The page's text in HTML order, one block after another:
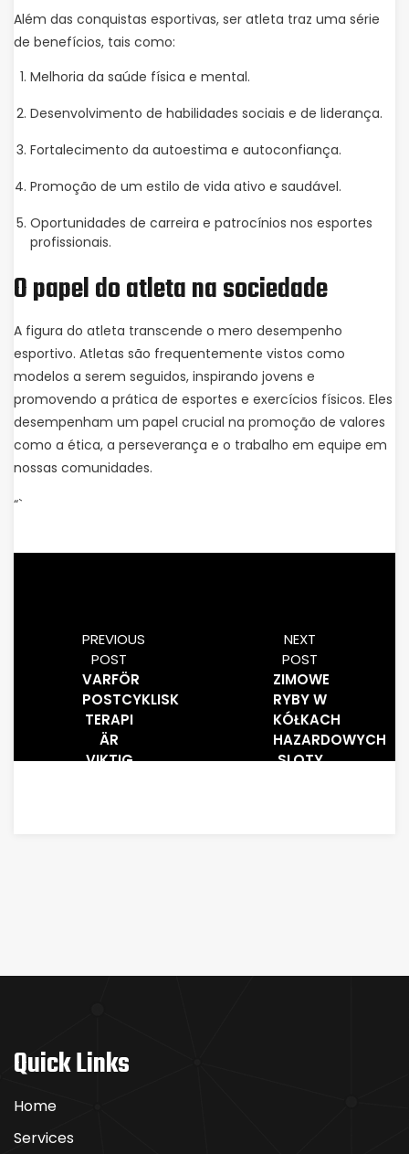
Além das conquistas esportivas, ser atleta traz uma série
de benefícios, tais como:
Melhoria da saúde física e mental.
Desenvolvimento de habilidades sociais e de liderança.
Fortalecimento da autoestima e autoconfiança.
Promoção de um estilo de vida ativo e saudável.
Oportunidades de carreira e patrocínios nos esportes
profissionais.
O papel do atleta na sociedade
A figura do atleta transcende o mero desempenho
esportivo. Atletas são frequentemente vistos como
modelos a serem seguidos, inspirando jovens e
promovendo a prática de esportes e exercícios físicos. Eles
desempenham um papel crucial na promoção de valores
como a ética, a perseverança e o trabalho em equipe em
nossas comunidades.
“`
PREVIOUS
POST
VARFÖR
POSTCYKLISK
TERAPI
ÄR
VIKTIG
NEXT
POST
ZIMOWE
RYBY W
KÓŁKACH
HAZARDOWYCH
SLOTY
Quick Links
Home
Services